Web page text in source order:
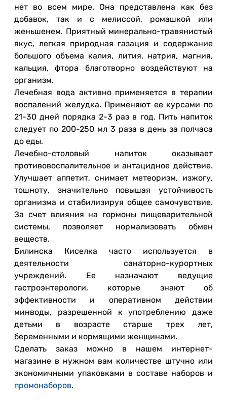
нет во всем мире. Она представлена как без
добавок, так и с мелиссой, ромашкой или
женьшенем. Приятный минерально-травянистый
вкус, легкая природная газация и содержание
большого объема калия, лития, натрия, магния,
кальция, фтора благотворно воздействуют на
организм.
Лечебная вода активно применяется в терапии
воспалений желудка. Применяют ее курсами по
21-30 дней порядка 2-3 раз в год. Пить напиток
следует по 200-250 мл 3 раза в день за полчаса
до еды.
Лечебно-столовый напиток оказывает
противовоспалительное и антацидное действие.
Улучшает аппетит, снимает метеоризм, изжогу,
тошноту, значительно повышая устойчивость
организма и стабилизируя общее самочувствие.
За счет влияния на гормоны пищеварительной
системы, позволяет нормализовать обмен
веществ.
Билинска Киселка часто используется в
деятельности санаторно-курортных
учреждений. Ее назначают ведущие
гастроэнтерологи, которые знают об
эффективности и оперативном действии
минводы, разрешенной к употреблению даже
детьми в возрасте старше трех лет,
беременными и кормящими женщинами.
Сделать заказ можно в нашем интернет-
магазине в нужном вам количестве штучно или
экономичными упаковками в составе наборов и
промонаборов.